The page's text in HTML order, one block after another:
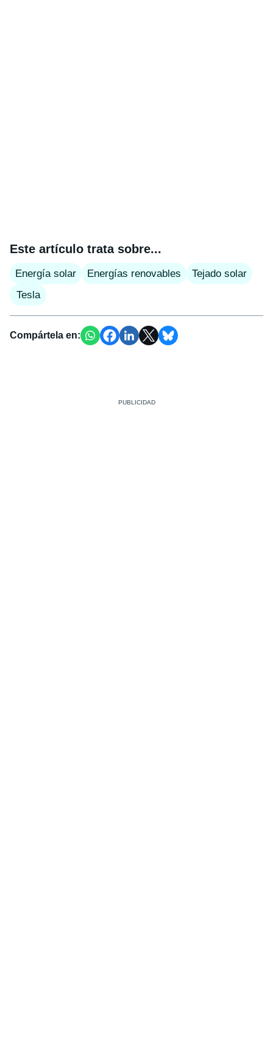
Este artículo trata sobre...
Energía solar Energías renovables
Tejado solar
Tesla
Compártela en: